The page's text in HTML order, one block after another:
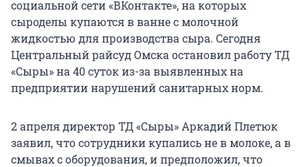
социальной сети «ВКонтакте», на которых
сыроделы купаются в ванне с молочной
жидкостью для производства сыра. Сегодня
Центральный райсуд Омска остановил работу ТД
«Сыры» на 40 суток из-за выявленных на
предприятии нарушений санитарных норм.
2 апреля директор ТД «Сыры» Аркадий Плетюк
заявил, что сотрудники купались не в молоке, а в
смывах с оборудования, и предположил, что